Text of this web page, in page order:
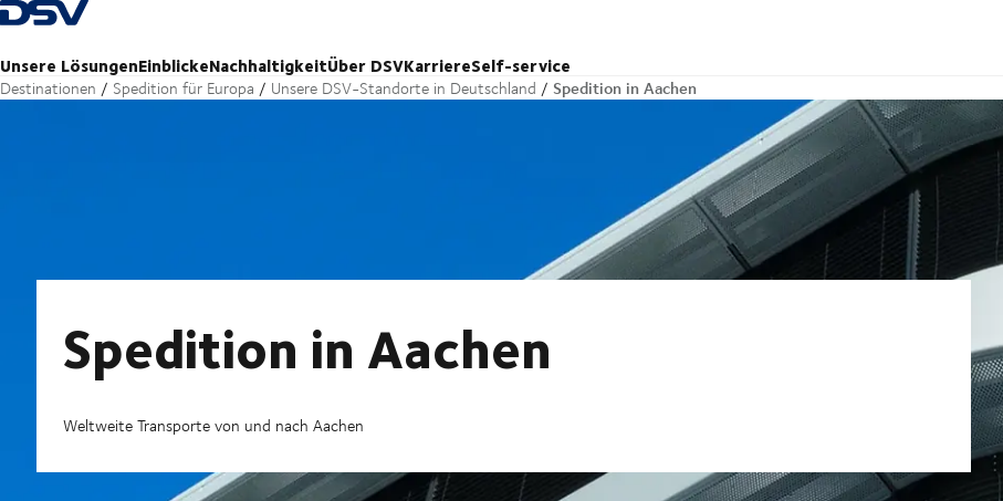
Zurück zur Startseite
Unsere LösungenEinblickeNachhaltigkeitÜber DSVKarriereSelf-service
Destinationen Spedition für Europa Unsere DSV-Standorte in Deutschland Spedition in Aachen
Spedition in Aachen
Weltweite Transporte von und nach Aachen